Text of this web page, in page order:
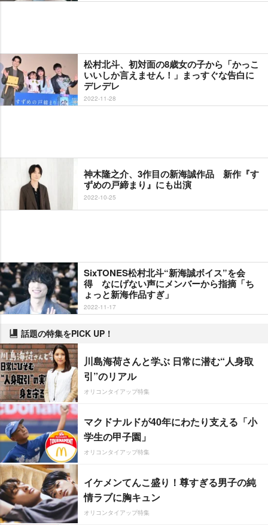
松村北斗、初対面の8歳女の子から「かっこ
いいしか言えません！」まっすぐな告白に
デレデレ
2022-11-28
神木隆之介、3作目の新海誠作品 新作『す
ずめの戸締まり』にも出演
2022-10-25
SixTONES松村北斗“新海誠ボイス”を会
得 なにげない声にメンバーから指摘「ち
ょっと新海作品すぎ」
2022-11-17
話題の特集をPICK UP！
川島海荷さんと学ぶ 日常に潜む“人身取
引”のリアル
オリコンタイアップ特集
マクドナルドが40年にわたり支える「小
学生の甲子園」
オリコンタイアップ特集
イケメンてんこ盛り！尊すぎる男子の純
情ラブに胸キュン
オリコンタイアップ特集